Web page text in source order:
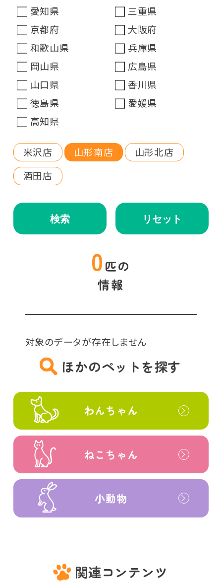
愛知県
三重県
京都府
大阪府
和歌山県
兵庫県
岡山県
広島県
山口県
香川県
徳島県
愛媛県
高知県
米沢店 山形南店
山形北店
酒田店
検索 リセット
0 匹の
情報
対象のデータが存在しません
ほかのペットを探す
わんちゃん
ねこちゃん
小動物
関連コンテンツ